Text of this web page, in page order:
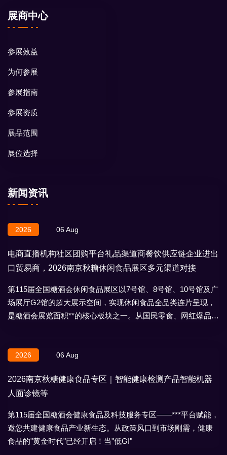
展商中心
参展效益
为何参展
参展指南
参展资质
展品范围
展位选择
新闻资讯
2026 06 Aug
电商直播机构社区团购平台礼品渠道商餐饮供应链企业进出
口贸易商，2026南京秋糖休闲食品展区多元渠道对接
第115届全国糖酒会休闲食品展区以7号馆、8号馆、10号馆及广
场展厅G2馆的超大展示空间，实现休闲食品全品类连片呈现，
是糖酒会展览面积**的核心板块之一。从国民零食、网红爆品到
2026 06 Aug
2026南京秋糖健康食品专区｜智能健康检测产品智能机器
人面诊镜等
第115届全国糖酒会健康食品及科技服务专区——***平台赋能，
邀您共建健康食品产业新生态。从政策风口到市场刚需，健康
食品的"黄金时代"已经开启！当"低GI"